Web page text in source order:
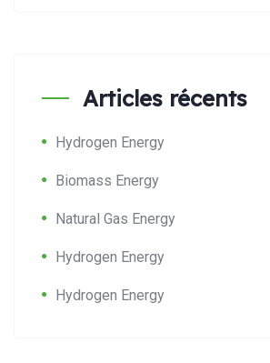
Articles récents
Hydrogen Energy
Biomass Energy
Natural Gas Energy
Hydrogen Energy
Hydrogen Energy